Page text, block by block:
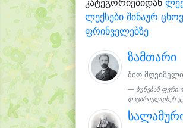
ლექსები შინაურ
ფრინველებზე
ზამთარი
შიო მღვიმელი
ბუნებამ ფერი
დაცარიელდნენ